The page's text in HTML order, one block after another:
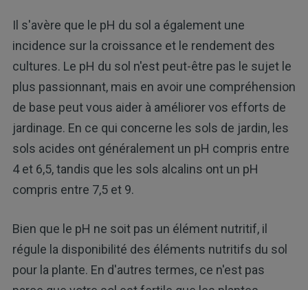
Il s'avère que le pH du sol a également une
incidence sur la croissance et le rendement des
cultures. Le pH du sol n'est peut-être pas le sujet le
plus passionnant, mais en avoir une compréhension
de base peut vous aider à améliorer vos efforts de
jardinage. En ce qui concerne les sols de jardin, les
sols acides ont généralement un pH compris entre
4 et 6,5, tandis que les sols alcalins ont un pH
compris entre 7,5 et 9.
Bien que le pH ne soit pas un élément nutritif, il
régule la disponibilité des éléments nutritifs du sol
pour la plante. En d'autres termes, ce n'est pas